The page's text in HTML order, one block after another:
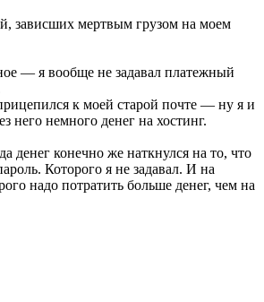
зависших мертвым грузом на моем
— я вообще не задавал платежный
к моей старой почте — ну я и
него немного денег на хостинг.
денег конечно же наткнулся на то, что
Которого я не задавал. И на
надо потратить больше денег, чем на